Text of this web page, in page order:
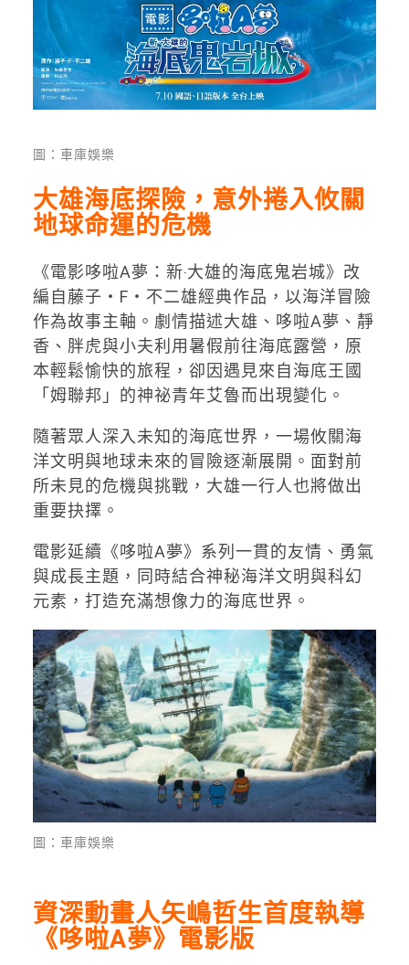
圖：車庫娛樂
大雄海底探險，意外捲入攸關
地球命運的危機
《電影哆啦A夢：新‧大雄的海底鬼岩城》改
編自藤子・F・不二雄經典作品，以海洋冒險
作為故事主軸。劇情描述大雄、哆啦A夢、靜
香、胖虎與小夫利用暑假前往海底露營，原
本輕鬆愉快的旅程，卻因遇見來自海底王國
「姆聯邦」的神祕青年艾魯而出現變化。
隨著眾人深入未知的海底世界，一場攸關海
洋文明與地球未來的冒險逐漸展開。面對前
所未見的危機與挑戰，大雄一行人也將做出
重要抉擇。
電影延續《哆啦A夢》系列一貫的友情、勇氣
與成長主題，同時結合神秘海洋文明與科幻
元素，打造充滿想像力的海底世界。
圖：車庫娛樂
資深動畫人矢嶋哲生首度執導
《哆啦A夢》電影版